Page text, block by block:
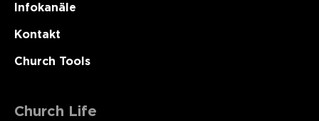
Infokanäle
Kontakt
Church Tools
Church Life